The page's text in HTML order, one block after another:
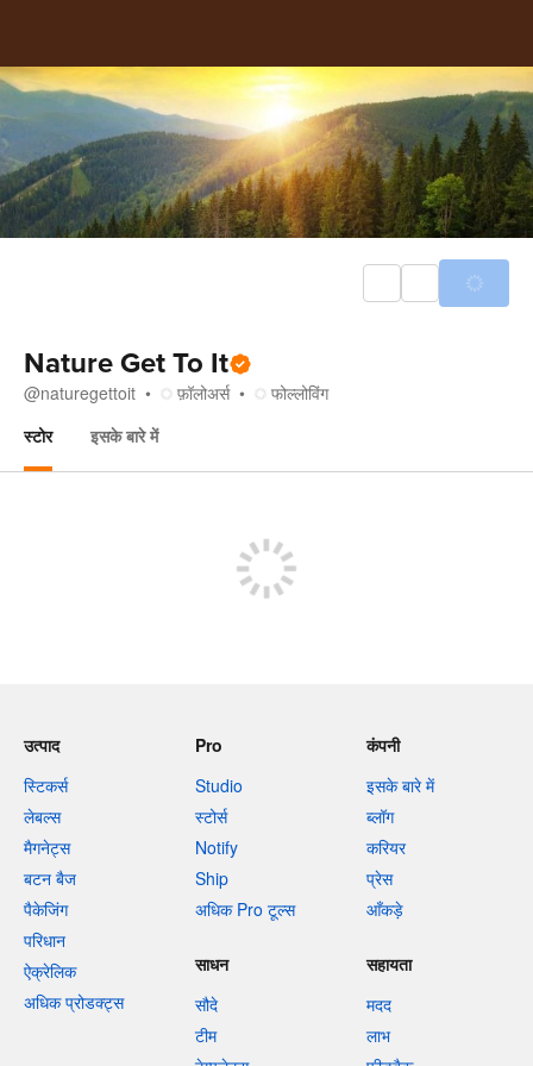
Nature Get To It
@naturegettoit फ़ॉलोअर्स
फोल्लोविंग
स्टोर
इसके बारे में
उत्पाद
स्टिकर्स
लेबल्स
मैगनेट्स
बटन बैज
पैकेजिंग
परिधान
ऐक्रेलिक
अधिक प्रोडक्ट्स
Pro
Studio
स्टोर्स
Notify
Ship
अधिक Pro टूल्स
कंपनी
इसके बारे में
ब्लॉग
करियर
प्रेस
आँकड़े
साधन
सौदे
टीम
सहायता
मदद
लाभ